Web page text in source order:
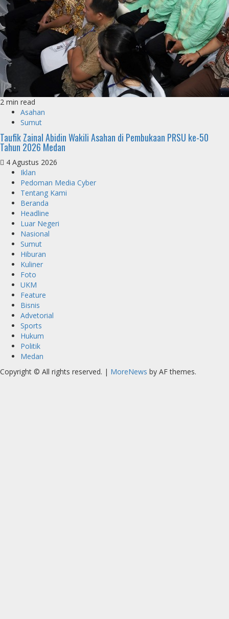
2 min read
Asahan
Sumut
Taufik Zainal Abidin Wakili Asahan di Pembukaan PRSU ke-50
Tahun 2026 Medan
4 Agustus 2026
Iklan
Pedoman Media Cyber
Tentang Kami
Beranda
Headline
Luar Negeri
Nasional
Sumut
Hiburan
Kuliner
Foto
UKM
Feature
Bisnis
Advetorial
Sports
Hukum
Politik
Medan
Copyright © All rights reserved. | MoreNews by AF themes.